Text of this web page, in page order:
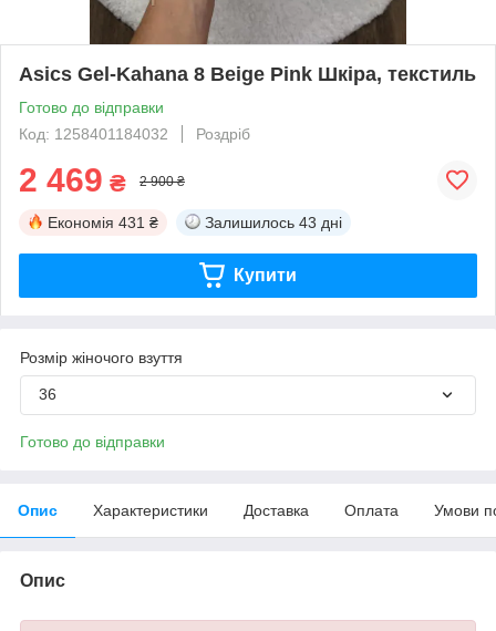
Asics Gel-Kahana 8 Beige Pink Шкіра, текстиль
Готово до відправки
Код: 1258401184032
Роздріб
2 469 ₴ 2 900 ₴
Економія 431 ₴ Залишилось 43 дні
Купити
Розмір жіночого взуття
36
Готово до відправки
Опис Характеристики Доставка Оплата Умови
Опис